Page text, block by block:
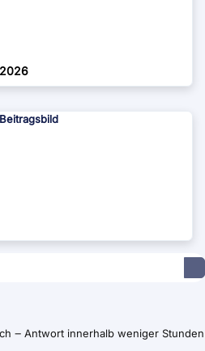
‒ Antwort innerhalb weniger Stunden